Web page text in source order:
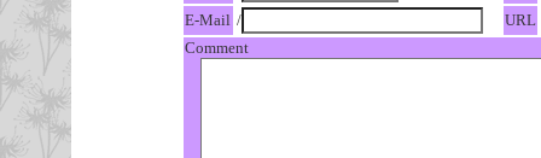
E-Mail /
URL
Comment